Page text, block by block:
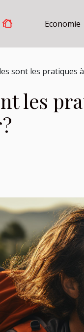
Economie
sont les pratiques
les